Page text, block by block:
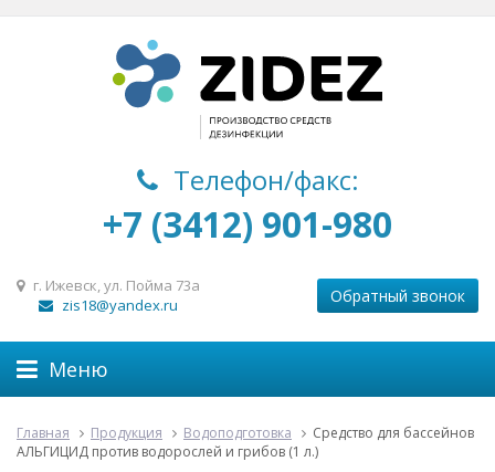
Телефон/факс:
+7 (3412) 901-980
г. Ижевск, ул. Пойма 73а
zis18@yandex.ru
Обратный звонок
Меню
Главная Продукция Водоподготовка
Средство для бассейнов
АЛЬГИЦИД против водорослей и грибов (1 л.)